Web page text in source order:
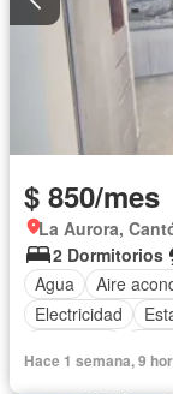
$ 850/mes
La Aurora,
2 Dormitorios
Agua
Aire
Electricidad
Hace 1 semana, 9